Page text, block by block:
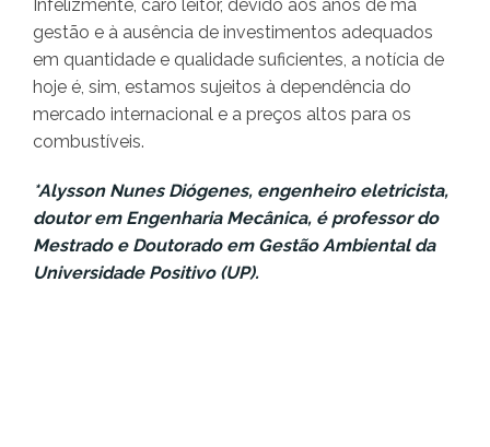
Infelizmente, caro leitor, devido aos anos de má
gestão e à ausência de investimentos adequados
em quantidade e qualidade suficientes, a notícia de
hoje é, sim, estamos sujeitos à dependência do
mercado internacional e a preços altos para os
combustíveis.
*Alysson Nunes Diógenes, engenheiro eletricista,
doutor em Engenharia Mecânica, é professor do
Mestrado e Doutorado em Gestão Ambiental da
Universidade Positivo (UP).